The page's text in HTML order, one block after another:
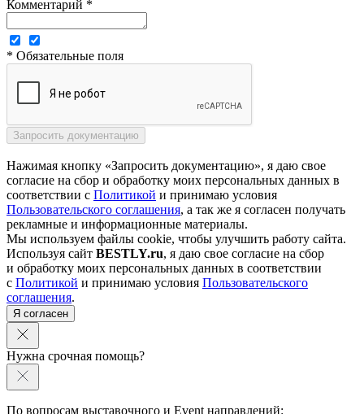
Комментарий *
* Обязательные поля
Нажимая кнопку «Запросить документацию», я даю свое
согласие на сбор и обработку моих персональных данных в
соответствии с Политикой и принимаю условия
Пользовательского соглашения, а так же я согласен получать
рекламные и информационные материалы.
Мы используем файлы cookie, чтобы улучшить работу сайта.
Используя сайт BESTLY.ru, я даю свое согласие на сбор
и обработку моих персональных данных в соответствии
с Политикой и принимаю условия Пользовательского
соглашения.
Я согласен
Нужна срочная помощь?
По вопросам выставочного и Event направлений: